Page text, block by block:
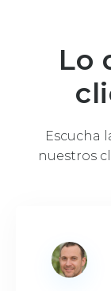
Lo
Escucha
nuestros